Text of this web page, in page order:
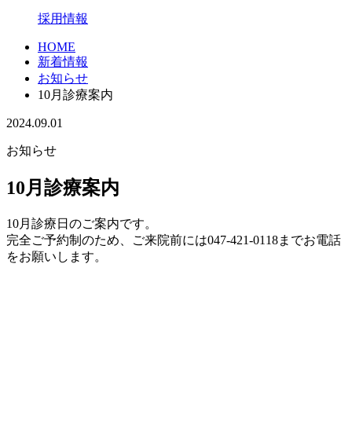
採用情報
HOME
新着情報
お知らせ
10月診療案内
2024.09.01
お知らせ
10月診療案内
10月診療日のご案内です。
完全ご予約制のため、ご来院前には047-421-0118までお電話
をお願いします。